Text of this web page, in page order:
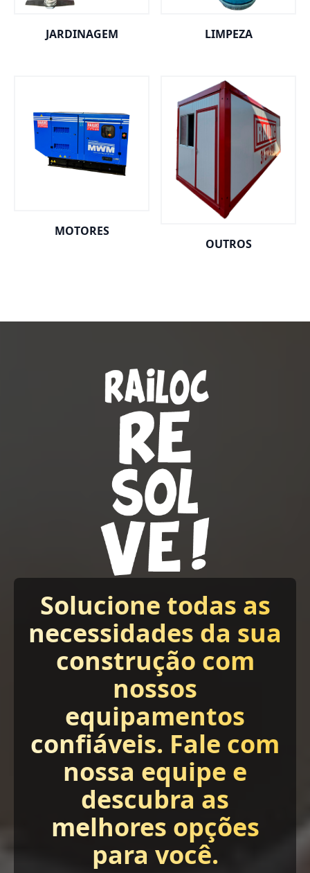
JARDINAGEM LIMPEZA
MOTORES
OUTROS
Solucione todas as
necessidades da sua
construção com
nossos
equipamentos
confiáveis. Fale com
nossa equipe e
descubra as
melhores opções
para você.